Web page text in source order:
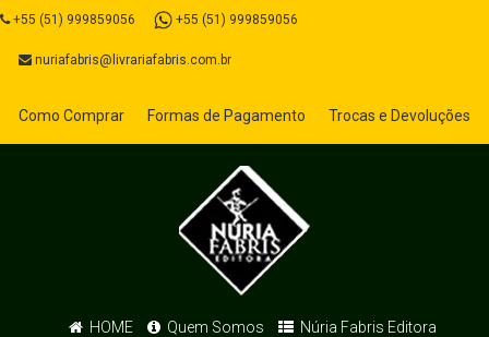
+55 (51) 999859056 +55 (51) 999859056
nuriafabris@livrariafabris.com.br
Como Comprar Formas de Pagamento Trocas e Devoluções
HOME Quem Somos
Núria Fabris Editora